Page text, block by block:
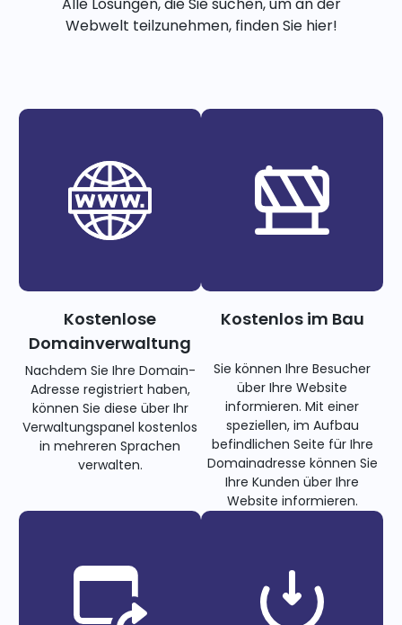
Alle Lösungen, die Sie suchen, um an der
Webwelt teilzunehmen, finden Sie hier!
Kostenlose
Domainverwaltung
Nachdem Sie Ihre Domain-
Adresse registriert haben,
können Sie diese über Ihr
Verwaltungspanel kostenlos
in mehreren Sprachen
verwalten.
Kostenlos im Bau
Sie können Ihre Besucher
über Ihre Website
informieren. Mit einer
speziellen, im Aufbau
befindlichen Seite für Ihre
Domainadresse können Sie
Ihre Kunden über Ihre
Website informieren.